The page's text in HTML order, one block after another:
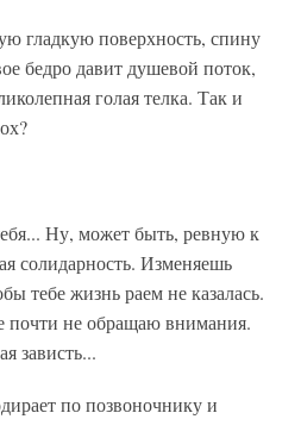
гладкую поверхность, спину
бедро давит душевой поток,
голая телка. Так и
Ну, может быть, ревную к
солидарность. Изменяешь
тебе жизнь раем не казалась.
не обращаю внимания.
зависть...
по позвоночнику и